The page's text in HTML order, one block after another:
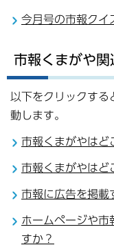
今月号の市報クイ
市報くまがや関
以下をクリックする
動します。
市報くまがやはど
市報くまがやはど
市報に広告を掲載
ホームページや市
すか？